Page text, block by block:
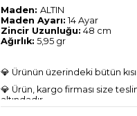
Maden: ALTIN
Maden Ayarı: 14 Ayar
Zincir Uzunluğu: 48 cm
Ağırlık: 5,95 gr
💎 Ürünün üzerindeki bütün
💎 Ürün, kargo firması size
altındadır.